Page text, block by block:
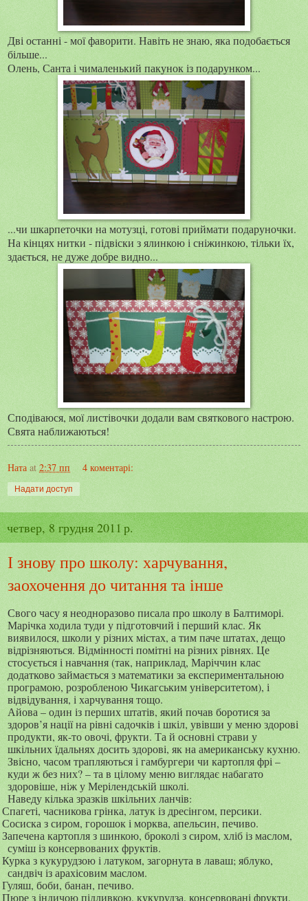
Дві останні - мої фаворити. Навіть не знаю, яка подобається
більше...
Олень, Санта і чималенький пакунок із подарунком...
...чи шкарпеточки на мотузці, готові приймати подаруночки.
На кінцях нитки - підвіски з ялинкою і сніжинкою, тільки їх,
здається, не дуже добре видно...
Сподіваюся, мої листівочки додали вам святкового настрою.
Свята наближаються!
Ната at 2:37 пп 4 коментарі:
Надати доступ
четвер, 8 грудня 2011 р.
І знову про школу: харчування,
заохочення до читання та інше
Свого часу я неодноразово писала про школу в Балтиморі.
Марічка ходила туди у підготовчий і перший клас. Як
виявилося, школи у різних містах, а тим паче штатах, дещо
відрізняються. Відмінності помітні на різних рівнях. Це
стосується і навчання (так, наприклад, Маріччин клас
додатково займається з математики за експериментальною
програмою, розробленою Чикагським університетом), і
відвідування, і харчування тощо.
Айова – один із перших штатів, який почав боротися за
здоров’я нації на рівні садочків і шкіл, увівши у меню здорові
продукти, як-то овочі, фрукти. Та й основні страви у
шкільних їдальнях досить здорові, як на американську кухню.
Звісно, часом трапляються і гамбургери чи картопля фрі –
куди ж без них? – та в цілому меню виглядає набагато
здоровіше, ніж у Мерілендській школі.
Наведу кілька зразків шкільних ланчів:
Спагеті, часникова грінка, латук із дресінгом, персики.
Сосиска з сиром, горошок і морква, апельсин, печиво.
Запечена картопля з шинкою, броколі з сиром, хліб із маслом,
суміш із консервованих фруктів.
Курка з кукурудзою і латуком, загорнута в лаваш; яблуко,
сандвіч із арахісовим маслом.
Гуляш, боби, банан, печиво.
Пюре з індичою підливкою, кукурудза, консервовані фрукти,